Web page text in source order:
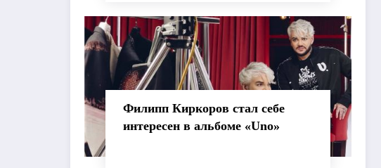
Филипп Киркоров стал себе
интересен в альбоме «Uno»